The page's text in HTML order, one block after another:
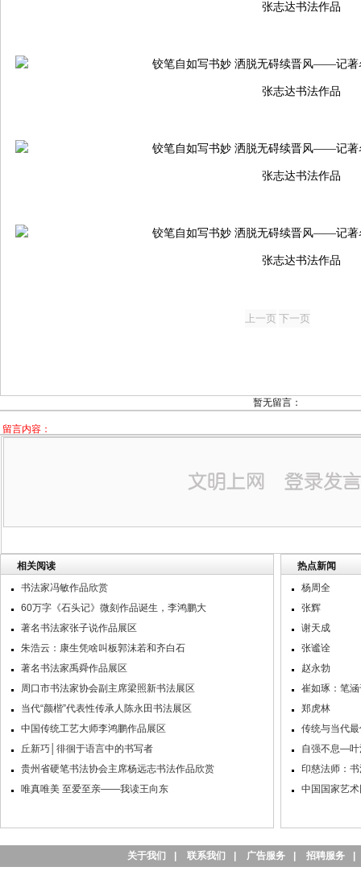
张志达书法作品
张志达书法作品
张志达书法作品
张志达书法作品
暂无留言：
留言内容：
相关阅读
书法家冯敏作品欣赏
60万字《石头记》微刻作品诞生，李鸿鹏大
著名书法家张子说作品展区
朱浩云：康生凭啥叫板郭沫若和齐白石
著名书法家禹舜作品展区
周口市书法家协会副主席梁照新书法展区
当代“颜楷”代表性传承人陈永田书法展区
中国传统工艺大师李鸿鹏作品展区
丘新巧│徘徊于语言中的书写者
贵州省硬笔书法协会主席杨远志书法作品欣赏
唯真唯美 至爱至亲——我读王向东
热点新闻
杨周全
张辉
谢天成
张谧诠
赵永勃
崔如琢：笔
郑虎林
传统与当代
自强不息—叶
印慈法师：
中国国家艺
关于我们 联系我们 广告服务 招聘服务